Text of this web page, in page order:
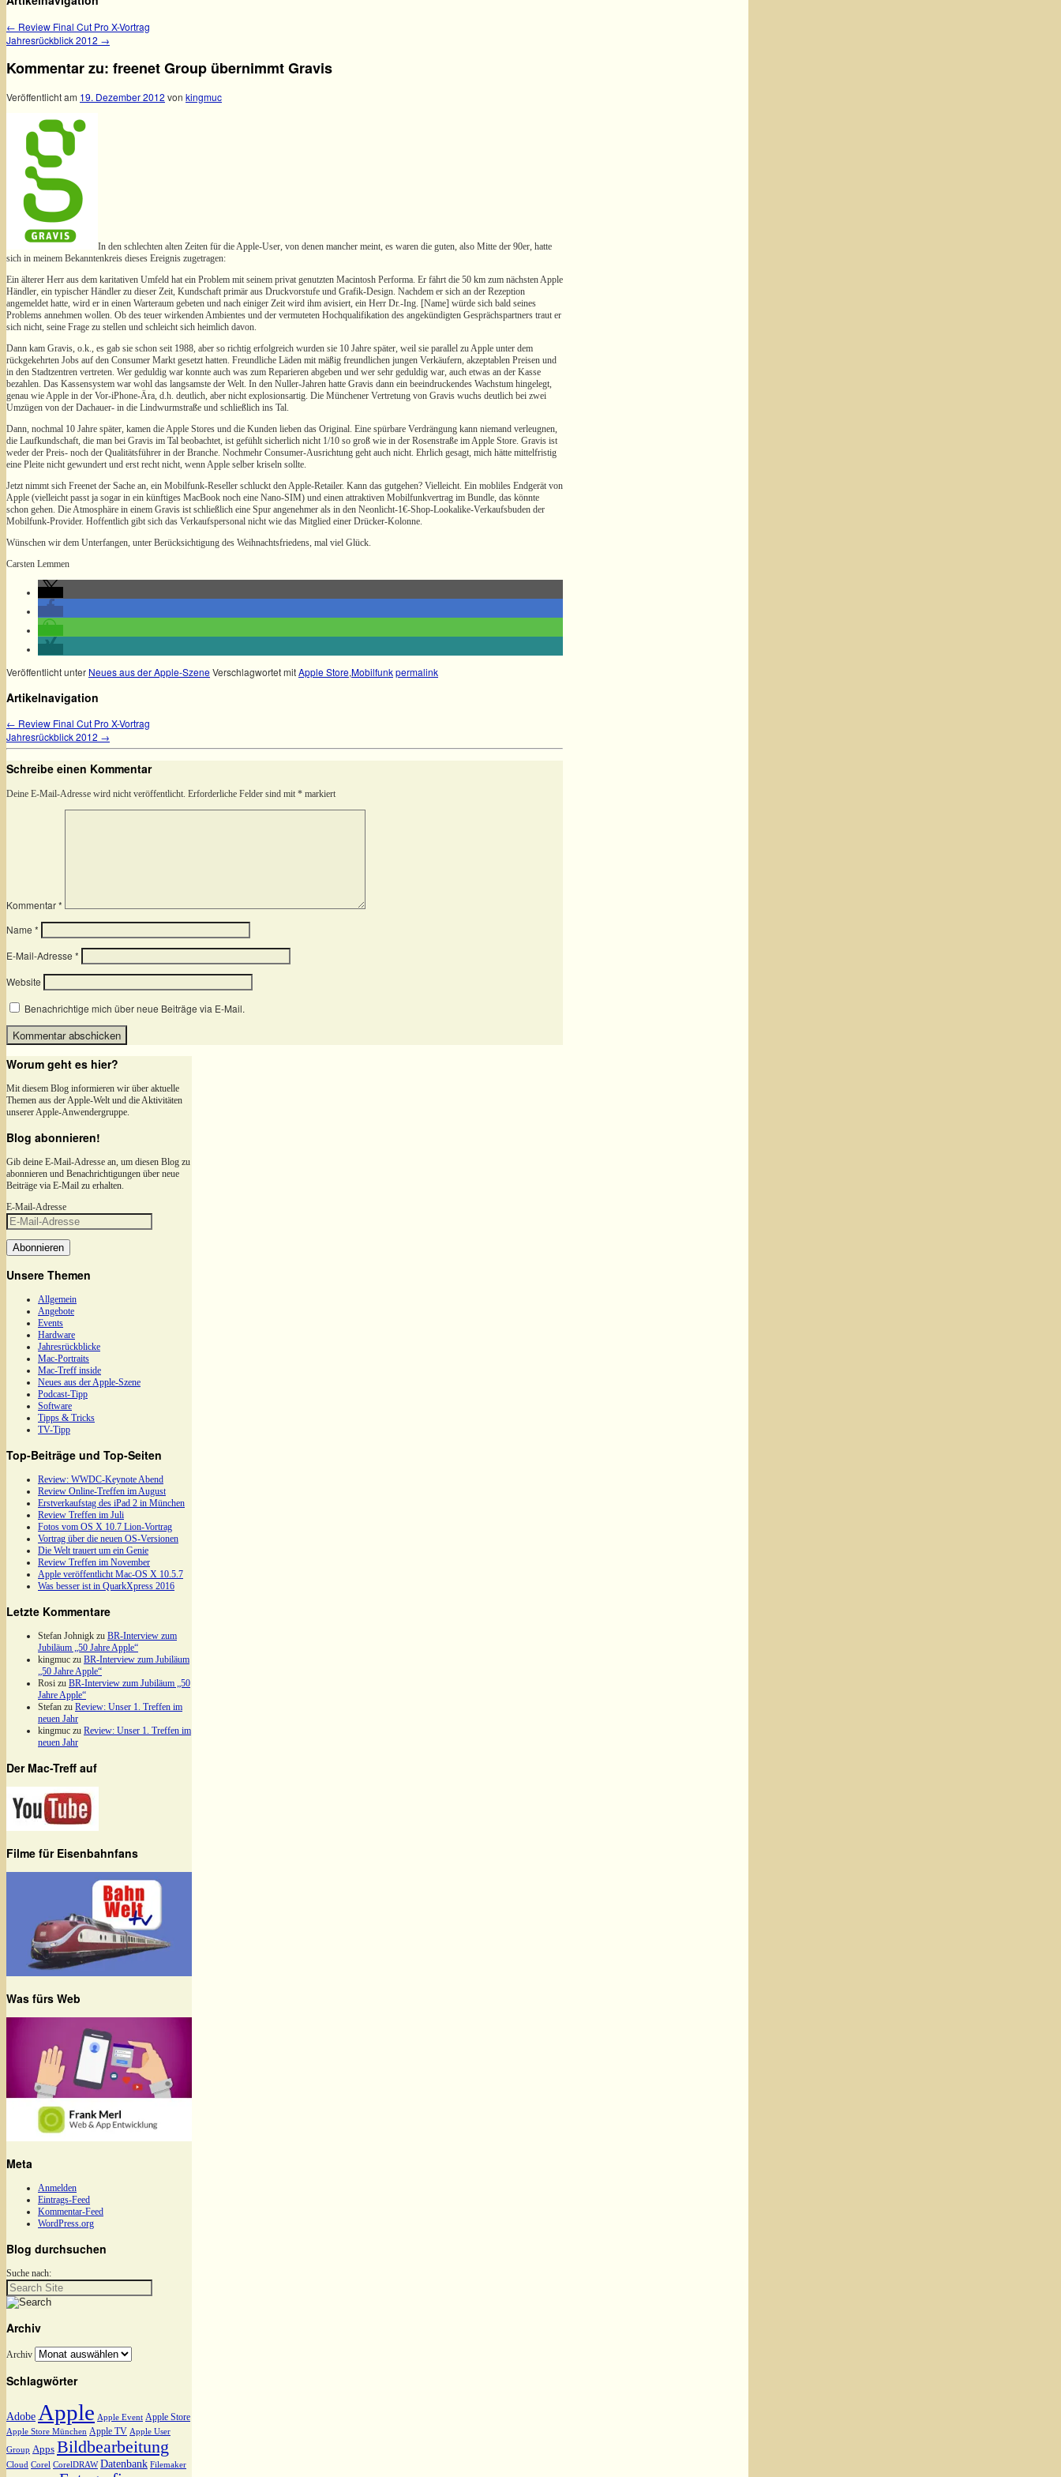
← Review Final Cut Pro X-Vortrag
Jahresrückblick 2012 →
Kommentar zu: freenet Group übernimmt Gravis
Veröffentlicht am 19. Dezember 2012 von kingmuc
In den schlechten alten Zeiten für die Apple-User, von denen mancher meint, es waren die guten, also Mitte der 90er, hatte
sich in meinem Bekanntenkreis dieses Ereignis zugetragen:
Ein älterer Herr aus dem karitativen Umfeld hat ein Problem mit seinem privat genutzten Macintosh Performa. Er fährt die 50 km zum nächsten Apple
Händler, ein typischer Händler zu dieser Zeit, Kundschaft primär aus Druckvorstufe und Grafik-Design. Nachdem er sich an der Rezeption
angemeldet hatte, wird er in einen Warteraum gebeten und nach einiger Zeit wird ihm avisiert, ein Herr Dr.-Ing. [Name] würde sich bald seines
Problems annehmen wollen. Ob des teuer wirkenden Ambientes und der vermuteten Hochqualifikation des angekündigten Gesprächspartners traut er
sich nicht, seine Frage zu stellen und schleicht sich heimlich davon.
Dann kam Gravis, o.k., es gab sie schon seit 1988, aber so richtig erfolgreich wurden sie 10 Jahre später, weil sie parallel zu Apple unter dem
rückgekehrten Jobs auf den Consumer Markt gesetzt hatten. Freundliche Läden mit mäßig freundlichen jungen Verkäufern, akzeptablen Preisen und
in den Stadtzentren vertreten. Wer geduldig war konnte auch was zum Reparieren abgeben und wer sehr geduldig war, auch etwas an der Kasse
bezahlen. Das Kassensystem war wohl das langsamste der Welt. In den Nuller-Jahren hatte Gravis dann ein beeindruckendes Wachstum hingelegt,
genau wie Apple in der Vor-iPhone-Ära, d.h. deutlich, aber nicht explosionsartig. Die Münchener Vertretung von Gravis wuchs deutlich bei zwei
Umzügen von der Dachauer- in die Lindwurmstraße und schließlich ins Tal.
Dann, nochmal 10 Jahre später, kamen die Apple Stores und die Kunden lieben das Original. Eine spürbare Verdrängung kann niemand verleugnen,
die Laufkundschaft, die man bei Gravis im Tal beobachtet, ist gefühlt sicherlich nicht 1/10 so groß wie in der Rosenstraße im Apple Store. Gravis ist
weder der Preis- noch der Qualitätsführer in der Branche. Nochmehr Consumer-Ausrichtung geht auch nicht. Ehrlich gesagt, mich hätte mittelfristig
eine Pleite nicht gewundert und erst recht nicht, wenn Apple selber kriseln sollte.
Jetzt nimmt sich Freenet der Sache an, ein Mobilfunk-Reseller schluckt den Apple-Retailer. Kann das gutgehen? Vielleicht. Ein mobliles Endgerät von
Apple (vielleicht passt ja sogar in ein künftiges MacBook noch eine Nano-SIM) und einen attraktiven Mobilfunkvertrag im Bundle, das könnte
schon gehen. Die Atmosphäre in einem Gravis ist schließlich eine Spur angenehmer als in den Neonlicht-1€-Shop-Lookalike-Verkaufsbuden der
Mobilfunk-Provider. Hoffentlich gibt sich das Verkaufspersonal nicht wie das Mitglied einer Drücker-Kolonne.
Wünschen wir dem Unterfangen, unter Berücksichtigung des Weihnachtsfriedens, mal viel Glück.
Carsten Lemmen
Veröffentlicht unter Neues aus der Apple-SzeneVerschlagwortet mitApple Store,Mobilfunkpermalink
Artikelnavigation
← Review Final Cut Pro X-Vortrag
Jahresrückblick 2012 →
Schreibe einen Kommentar
Deine E-Mail-Adresse wird nicht veröffentlicht. Erforderliche Felder sind mit * markiert
Kommentar*
Name *
E-Mail-Adresse *
Website
Benachrichtige mich über neue Beiträge via E-Mail.
Worum geht es hier?
Mit diesem Blog informieren wir über aktuelle
Themen aus der Apple-Welt und die Aktivitäten
unserer Apple-Anwendergruppe.
Blog abonnieren!
Gib deine E-Mail-Adresse an, um diesen Blog zu
abonnieren und Benachrichtigungen über neue
Beiträge via E-Mail zu erhalten.
E-Mail-Adresse
Abonnieren
Unsere Themen
Allgemein
Angebote
Events
Hardware
Jahresrückblicke
Mac-Portraits
Mac-Treff inside
Neues aus der Apple-Szene
Podcast-Tipp
Software
Tipps & Tricks
TV-Tipp
Top-Beiträge und Top-Seiten
Review: WWDC-Keynote Abend
Review Online-Treffen im August
Erstverkaufstag des iPad 2 in München
Review Treffen im Juli
Fotos vom OS X 10.7 Lion-Vortrag
Vortrag über die neuen OS-Versionen
Die Welt trauert um ein Genie
Review Treffen im November
Apple veröffentlicht Mac-OS X 10.5.7
Was besser ist in QuarkXpress 2016
Letzte Kommentare
Stefan Johnigk zu BR-Interview zum
Jubiläum „50 Jahre Apple“
kingmuc zu BR-Interview zum Jubiläum
„50 Jahre Apple“
Rosi zu BR-Interview zum Jubiläum „50
Jahre Apple“
Stefan zu Review: Unser 1. Treffen im
neuen Jahr
kingmuc zu Review: Unser 1. Treffen im
neuen Jahr
Der Mac-Treff auf
Filme für Eisenbahnfans
Was fürs Web
Meta
Anmelden
Eintrags-Feed
Kommentar-Feed
WordPress.org
Blog durchsuchen
Suche nach:
Archiv
Archiv
Schlagwörter
Adobe Apple Apple Event Apple Store
Apple Store München Apple TV Apple User
Group Apps Bildbearbeitung
Cloud Corel CorelDRAW Datenbank Filemaker